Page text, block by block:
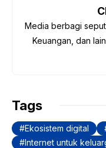
b A
p
Li
Media berbagi
Keuangan, dan
Tags
Ekosistem digital
Internet untuk